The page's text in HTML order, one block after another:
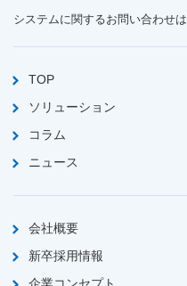
システムに関するお問い合わせは
TOP
ソリューション
コラム
ニュース
会社概要
新卒採用情報